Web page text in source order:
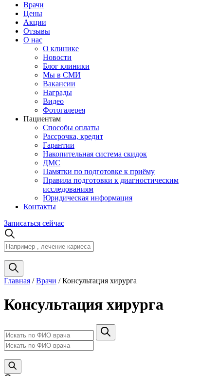
Врачи
Цены
Акции
Отзывы
О нас
О клинике
Новости
Блог клиники
Мы в СМИ
Вакансии
Награды
Видео
Фотогалерея
Пациентам
Способы оплаты
Рассрочка, кредит
Гарантии
Накопительная система скидок
ДМС
Памятки по подготовке к приёму
Правила подготовки к диагностическим
исследованиям
Юридическая информация
Контакты
Записаться сейчас
Главная /Врачи /Консультация хирурга
Консультация хирурга